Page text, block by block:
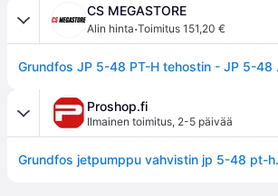
CS MEGASTORE
Alin hinta·Toimitus 151,20 €
Proshop.fi
Ilmainen toimitus, 2-5 päivää